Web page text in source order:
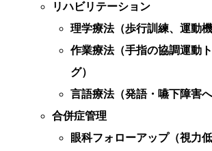
リハビリテーション
理学療法（歩行訓練、運動機
作業療法（手指の協調運動
グ）
言語療法（発語・嚥下障害へ
合併症管理
眼科フォローアップ（視力